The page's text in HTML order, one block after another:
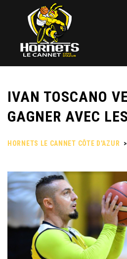
IVAN TOSCANO
GAGNER AVEC
HORNETS LE CANNET CÔTE D'AZUR >